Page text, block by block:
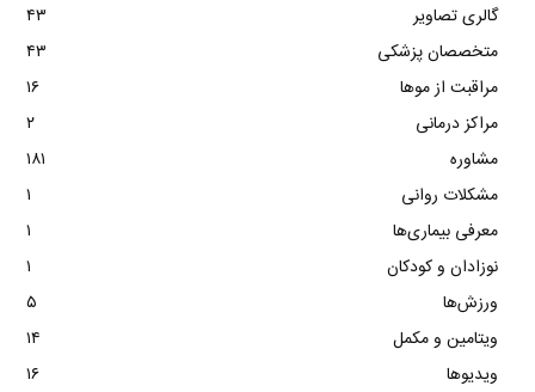
گالری تصاویر
۴۳
متخصصان پزشکی
۴۳
مراقبت از موها
۱۶
مراکز درمانی
۲
مشاوره
۱۸۱
مشکلات روانی
۱
معرفی بیماری‌ها
۱
نوزادان و کودکان
۱
ورزش‌ها
۵
ویتامین و مکمل
۱۴
ویدیوها
۱۶